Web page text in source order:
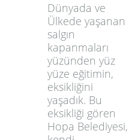
Dünyada ve
Ülkede yaşanan
salgın
kapanmaları
yüzünden yüz
yüze eğitimin,
eksikliğini
yaşadık. Bu
eksikliği gören
Hopa Belediyesi,